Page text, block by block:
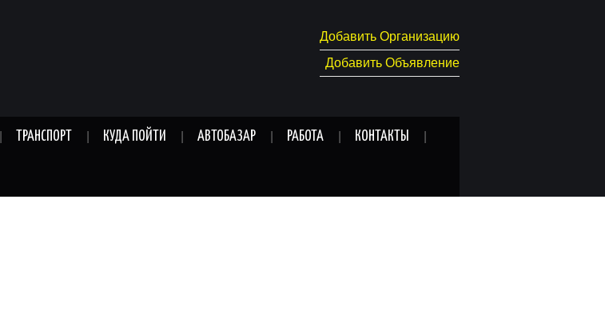
Добавить Организацию
Добавить Объявление
ТРАНСПОРТ КУДА ПОЙТИ АВТОБАЗАР РАБОТА КОНТАКТЫ